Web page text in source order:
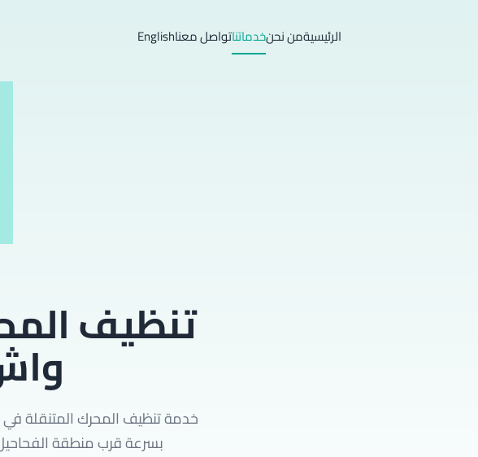
الرئيسيةمن نحنخدماتناتواصل معناEnglish
تنظيف
خدمة تنظيف المحرك المتنقلة
بسرعة قرب منطقة الفحاحيل والمنقف خلال 50